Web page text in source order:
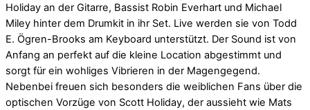
Holiday an der Gitarre, Bassist Robin Everhart und Michael
Miley hinter dem Drumkit in ihr Set. Live werden sie von Todd
E. Ögren-Brooks am Keyboard unterstützt. Der Sound ist von
Anfang an perfekt auf die kleine Location abgestimmt und
sorgt für ein wohliges Vibrieren in der Magengegend.
Nebenbei freuen sich besonders die weiblichen Fans über die
optischen Vorzüge von Scott Holiday, der aussieht wie Mats